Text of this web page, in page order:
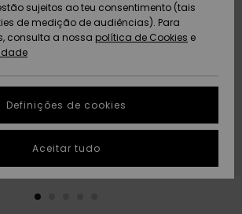
Artigos
recém-
chegados
Coleções
Artigos
recém-
chegados
Highlights
Community
Protecção de
dados
Guia de
tamanhos
conversa para
obteres a
resposta mais
rápida à tua
sujeitos ao teu consentimento (tais
de medição de audiências). Para
consulta a nossa política de Cookies e
Definições de cookies
Aceitar tudo